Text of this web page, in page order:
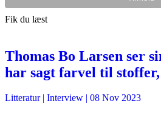
Fik du læst
Thomas Bo Larsen ser
har sagt farvel til
Litteratur| Interview | 08 Nov 2023